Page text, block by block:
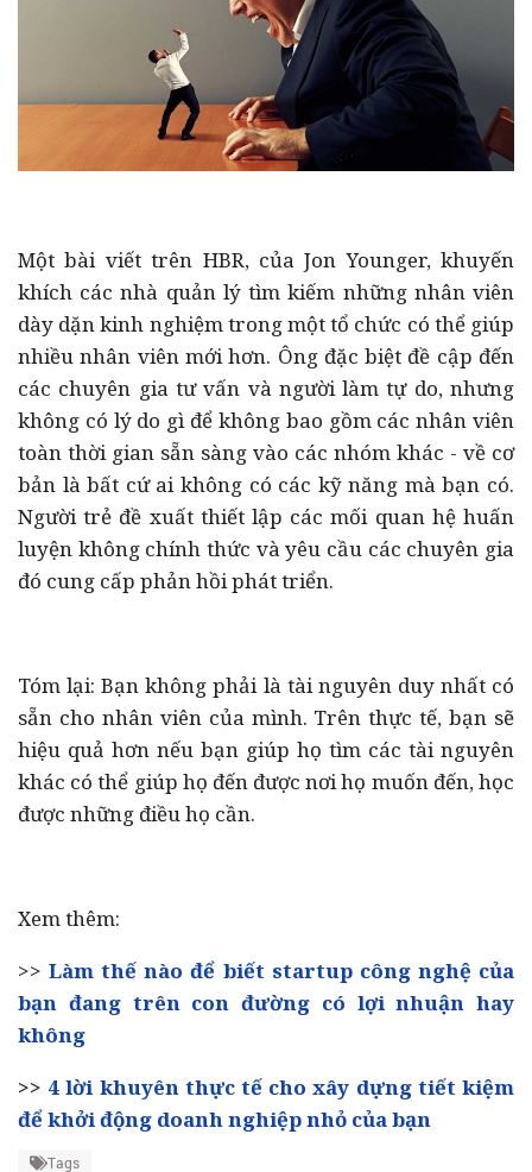
Một bài viết trên HBR, của Jon Younger, khuyến
khích các nhà quản lý tìm kiếm những nhân viên
dày dặn kinh nghiệm trong một tổ chức có thể giúp
nhiều nhân viên mới hơn. Ông đặc biệt đề cập đến
các chuyên gia tư vấn và người làm tự do, nhưng
không có lý do gì để không bao gồm các nhân viên
toàn thời gian sẵn sàng vào các nhóm khác - về cơ
bản là bất cứ ai không có các kỹ năng mà bạn có.
Người trẻ đề xuất thiết lập các mối quan hệ huấn
luyện không chính thức và yêu cầu các chuyên gia
đó cung cấp phản hồi phát triển.
Tóm lại: Bạn không phải là tài nguyên duy nhất có
sẵn cho nhân viên của mình. Trên thực tế, bạn sẽ
hiệu quả hơn nếu bạn giúp họ tìm các tài nguyên
khác có thể giúp họ đến được nơi họ muốn đến, học
được những điều họ cần.
Xem thêm:
>>Làm thế nào để biết startup công nghệ của
bạn đang trên con đường có lợi nhuận hay
không
>> 4 lời khuyên thực tế cho xây dựng tiết kiệm
để khởi động doanh nghiệp nhỏ của bạn
Tags